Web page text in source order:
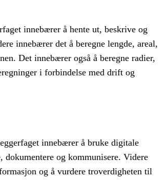
innebærer å hente ut, beskrive og
innebærer det å beregne lengde, areal,
Det innebærer også å beregne radier,
i forbindelse med drift og
innebærer å bruke digitale
dokumentere og kommunisere. Videre
og å vurdere troverdigheten til